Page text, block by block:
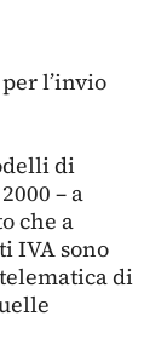
l’invio
di
– a
che a
IVA sono
di